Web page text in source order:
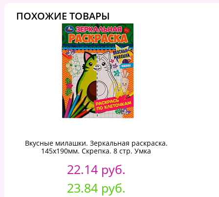
ПОХОЖИЕ ТОВАРЫ
Вкусные милашки. Зеркальная раскраска.
145х190мм. Скрепка. 8 стр. Умка
22.14 руб.
23.84 руб.